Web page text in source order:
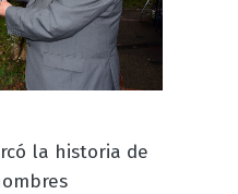
la historia de